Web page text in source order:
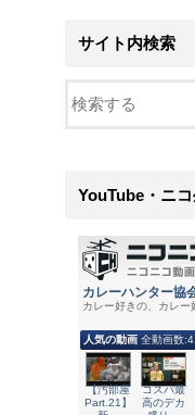
サイト内検索
YouTube・ニ